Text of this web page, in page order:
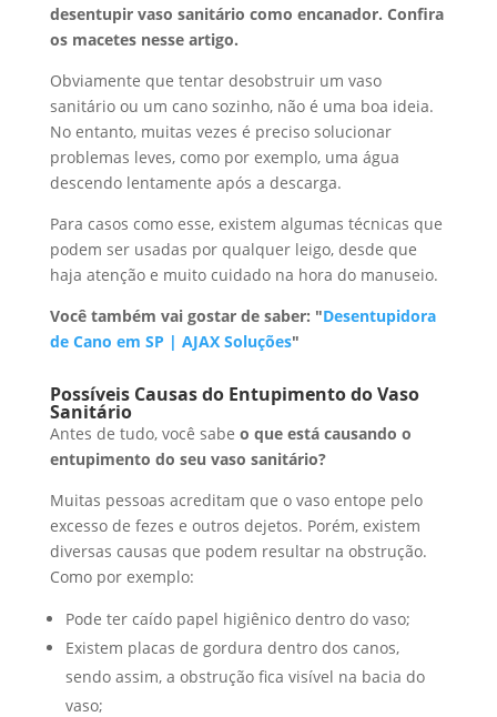
desentupir vaso sanitário como encanador. Confira
os macetes nesse artigo.
Obviamente que tentar desobstruir um vaso
sanitário ou um cano sozinho, não é uma boa ideia.
No entanto, muitas vezes é preciso solucionar
problemas leves, como por exemplo, uma água
descendo lentamente após a descarga.
Para casos como esse, existem algumas técnicas que
podem ser usadas por qualquer leigo, desde que
haja atenção e muito cuidado na hora do manuseio.
Você também vai gostar de saber: "Desentupidora
de Cano em SP | AJAX Soluções"
Possíveis Causas do Entupimento do Vaso
Sanitário
Antes de tudo, você sabe o que está causando o
entupimento do seu vaso sanitário?
Muitas pessoas acreditam que o vaso entope pelo
excesso de fezes e outros dejetos. Porém, existem
diversas causas que podem resultar na obstrução.
Como por exemplo:
Pode ter caído papel higiênico dentro do vaso;
Existem placas de gordura dentro dos canos,
sendo assim, a obstrução fica visível na bacia do
vaso;